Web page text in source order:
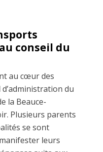
conseil du
au cœur des
du
la Beauce-
Plusieurs parents
se sont
leurs